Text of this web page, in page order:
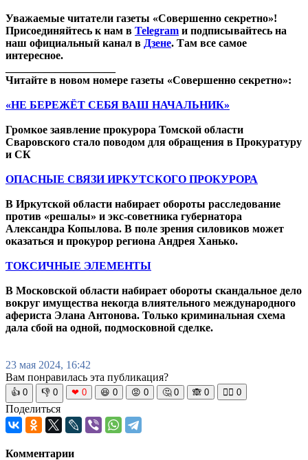
Уважаемые читатели газеты «Совершенно секретно»!
Присоединяйтесь к нам в Telegram и подписывайтесь на
наш официальный канал в Дзене. Там все самое
интересное.
Читайте в новом номере газеты «Совершенно секретно»:
«НЕ БЕРЕЖЁТ СЕБЯ ВАШ НАЧАЛЬНИК»
Громкое заявление прокурора Томской области
Сваровского стало поводом для обращения в Прокуратуру
и СК
ОПАСНЫЕ СВЯЗИ ИРКУТСКОГО ПРОКУРОРА
В Иркутской области набирает обороты расследование
против «решалы» и экс-советника губернатора
Александра Копылова. В поле зрения силовиков может
оказаться и прокурор региона Андрея Ханько.
ТОКСИЧНЫЕ ЭЛЕМЕНТЫ
В Московской области набирает обороты скандальное дело
вокруг имущества некогда влиятельного международного
афериста Элана Антонова. Только криминальная схема
дала сбой на одной, подмосковной сделке.
23 мая 2024, 16:42
Вам понравилась эта публикация?
👍 0 👎 0 ❤ 0 😆 0 😡 0 🤔 0 🙈 0 🧘‍♀️ 0
Поделиться
Комментарии